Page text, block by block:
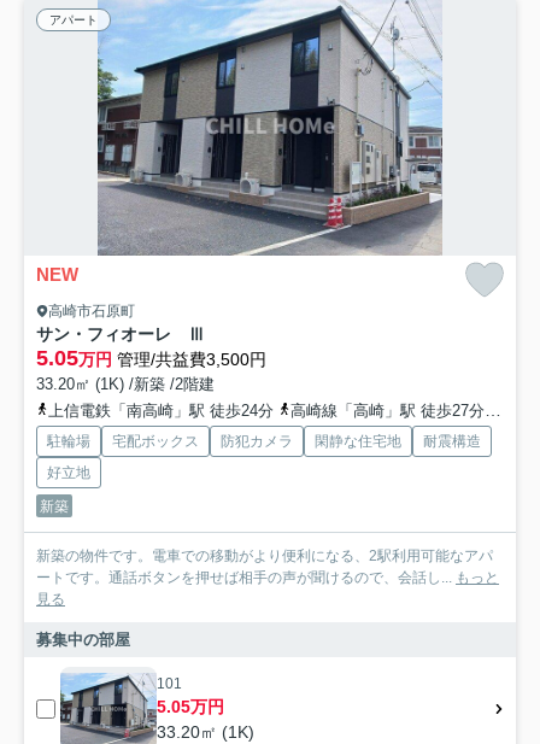
アパート
NEW
高崎市石原町
サン・フィオーレ Ⅲ
5.05万円 管理/共益費3,500円
33.20㎡ (1K) /新築 /2階建
上信電鉄「南高崎」駅 徒歩24分
高崎線「高崎」駅 徒歩27分
駐輪場 宅配ボックス 防犯カメラ 閑静な住宅地
耐震構造
好立地
新築
新築の物件です。電車での移動がより便利になる、2駅利用可能なアパ
ートです。通話ボタンを押せば相手の声が聞けるので、会話し... もっと
見る
募集中の部屋
101
5.05万円
33.20㎡ (1K)